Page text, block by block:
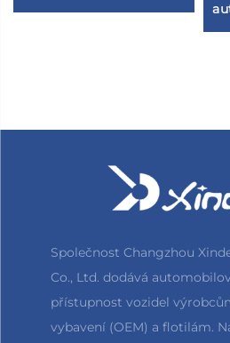
Společnost Changzhou
Co., Ltd. dodává
přístupnost vozidel
vybavení (OEM) a flotilám.